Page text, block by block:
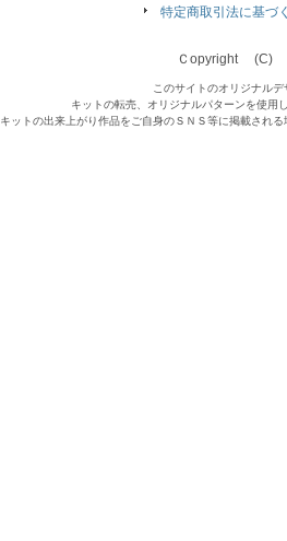
特定商取引法に基づ
Ｃopyright (C)
このサイトのオリジナル
キットの転売、オリジナルパターンを使用
キットの出来上がり作品をご自身のＳＮＳ等に掲載され